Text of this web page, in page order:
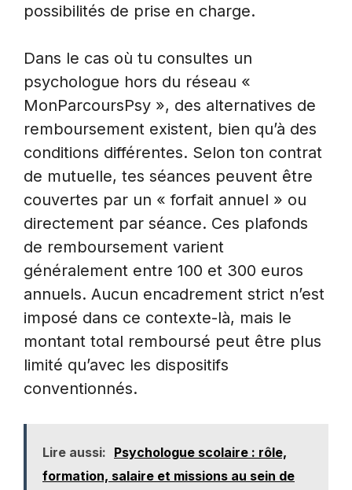
possibilités de prise en charge.
Dans le cas où tu consultes un
psychologue hors du réseau «
MonParcoursPsy », des alternatives de
remboursement existent, bien qu’à des
conditions différentes. Selon ton contrat
de mutuelle, tes séances peuvent être
couvertes par un « forfait annuel » ou
directement par séance. Ces plafonds
de remboursement varient
généralement entre 100 et 300 euros
annuels. Aucun encadrement strict n’est
imposé dans ce contexte-là, mais le
montant total remboursé peut être plus
limité qu’avec les dispositifs
conventionnés.
Lire aussi: Psychologue scolaire : rôle,
formation, salaire et missions au sein de